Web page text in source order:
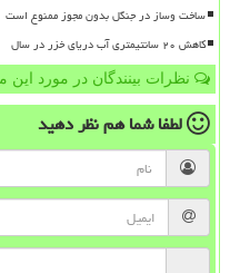
ساخت وساز در جنگل بدون مجوز ممنوع است
کاهش ۲۰ سانتیمتری آب دریای خزر در سال
نظرات بینندگان در مورد
لطفا شما همنظر دهید